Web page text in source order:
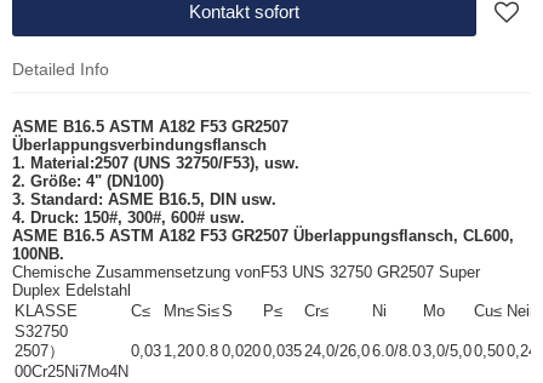
Kontakt sofort
Detailed Info
ASME B16.5 ASTM A182 F53 GR2507
Überlappungsverbindungsflansch
1. Material:2507 (UNS 32750/F53), usw.
2. Größe: 4" (DN100)
3. Standard: ASME B16.5, DIN usw.
4. Druck: 150#, 300#, 600# usw.
ASME B16.5 ASTM A182 F53 GR2507 Überlappungsflansch, CL600,
100NB.
Chemische Zusammensetzung vonF53 UNS 32750 GR2507 Super
Duplex Edelstahl
KLASSE
C≤ Mn≤Si≤S P≤ Cr≤ Ni Mo Cu≤ Nein
S32750
2507）
00Cr25Ni7Mo4N
0,03 1,200.8 0,0200,03524,0/26,06.0/8.03,0/5,00,50